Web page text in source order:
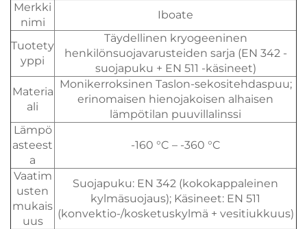
Merkki
nimi
Iboate
Tuotety
yppi
Täydellinen kryogeeninen
henkilönsuojavarusteiden sarja (EN 342 -
suojapuku + EN 511 -käsineet)
Materia
ali
Monikerroksinen Taslon-sekositehdaspuu;
erinomaisen hienojakoisen alhaisen
lämpötilan puuvillalinssi
Lämpö
asteest
a
-160 °C – -360 °C
Vaatim
usten
mukais
uus
Suojapuku: EN 342 (kokokappaleinen
kylmäsuojaus); Käsineet: EN 511
(konvektio-/kosketuskylmä + vesitiukkuus)